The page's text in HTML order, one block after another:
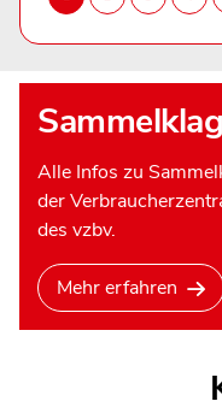
Alle Infos zu
der
des vzbv.
Mehr erfahren